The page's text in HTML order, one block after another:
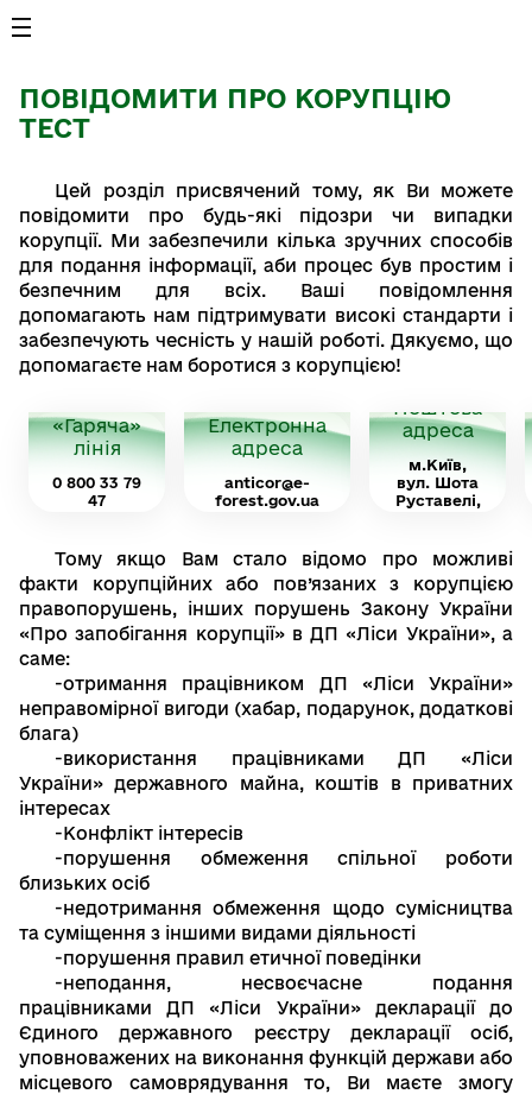
ПОВІДОМИТИ ПРО КОРУПЦІЮ
ТЕСТ
Цей розділ присвячений тому, як Ви можете
повідомити про будь-які підозри чи випадки
корупції. Ми забезпечили кілька зручних способів
для подання інформації, аби процес був простим і
безпечним для всіх. Ваші повідомлення
допомагають нам підтримувати високі стандарти і
забезпечують чесність у нашій роботі. Дякуємо, що
допомагаєте нам боротися з корупцією!
«Гаряча»
лінія
0 800 33 79
47
Електронна
адреса
anticor@e-
forest.gov.ua
Поштова
адреса
м.Київ,
вул. Шота
Руставелі,
Тому якщо Вам стало відомо про можливі
факти корупційних або пов’язаних з корупцією
правопорушень, інших порушень Закону України
«Про запобігання корупції» в ДП «Ліси України», а
саме:
-отримання працівником ДП «Ліси України»
неправомірної вигоди (хабар, подарунок, додаткові
блага)
-використання працівниками ДП «Ліси
України» державного майна, коштів в приватних
інтересах
-Конфлікт інтересів
-порушення обмеження спільної роботи
близьких осіб
-недотримання обмеження щодо сумісництва
та суміщення з іншими видами діяльності
-порушення правил етичної поведінки
-неподання, несвоєчасне подання
працівниками ДП «Ліси України» декларації до
Єдиного державного реєстру декларації осіб,
уповноважених на виконання функцій держави або
місцевого самоврядування то, Ви маєте змогу